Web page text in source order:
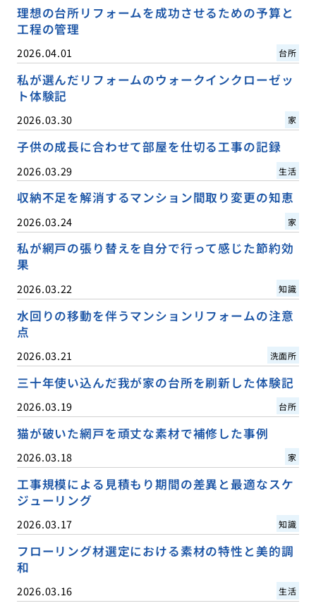
理想の台所リフォームを成功させるための予算と
工程の管理
2026.04.01 台所
私が選んだリフォームのウォークインクローゼッ
ト体験記
2026.03.30 家
子供の成長に合わせて部屋を仕切る工事の記録
2026.03.29 生活
収納不足を解消するマンション間取り変更の知恵
2026.03.24 家
私が網戸の張り替えを自分で行って感じた節約効
果
2026.03.22 知識
水回りの移動を伴うマンションリフォームの注意
点
2026.03.21 洗面所
三十年使い込んだ我が家の台所を刷新した体験記
2026.03.19 台所
猫が破いた網戸を頑丈な素材で補修した事例
2026.03.18 家
工事規模による見積もり期間の差異と最適なスケ
ジューリング
2026.03.17 知識
フローリング材選定における素材の特性と美的調
和
2026.03.16 生活